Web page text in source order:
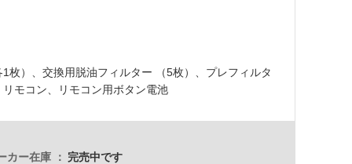
枚）、交換用脱油フィルター （5枚）、プレフィルタ
モコン、リモコン用ボタン電池
カー在庫 完売中です